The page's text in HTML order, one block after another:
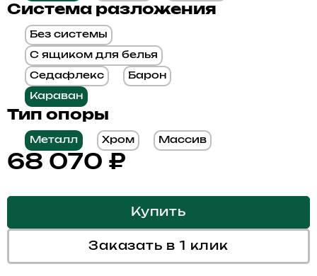
Система разложения
Без системы
С ящиком для белья
Седафлекс Барон
Караван
Тип опоры
Металл Хром Массив
68 070 ₽
Купить
Заказать в 1 клик